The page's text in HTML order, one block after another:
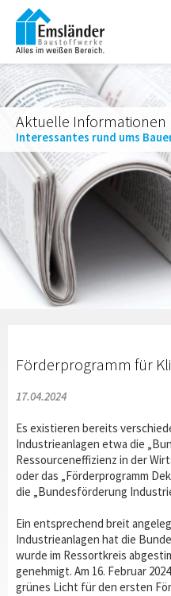
Aktuelle Informationen
Interessantes rund ums
Förderprogramm für
17.04.2024
Es existieren bereits
Industrieanlagen etwa die
Ressourceneffizienz in der
oder das „Förderprogramm
die „Bundesförderung
Ein entsprechend breit
Industrieanlagen hat die
wurde im Ressortkreis
genehmigt. Am 16. Februar
grünes Licht für den ersten